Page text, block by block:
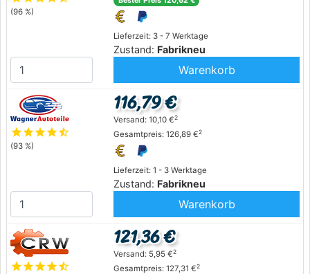
(96 %)
Lieferzeit: 3 - 7 Werktage
Zustand: Fabrikneu
Warenkorb
starstarstarstarstar_half
(93 %)
Lieferzeit: 1 - 3 Werktage
Zustand: Fabrikneu
116,79 €
Versand: 10,10 €2
Gesamtpreis: 126,89 €2
Warenkorb
starstarstarstarstar_half
121,36 €
Versand: 5,95 €2
Gesamtpreis: 127,31 €2